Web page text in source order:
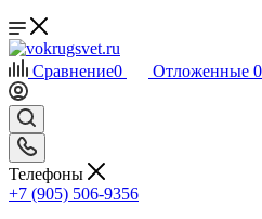
Сравнение0 Отложенные 0
Телефоны
+7 (905) 506-9356